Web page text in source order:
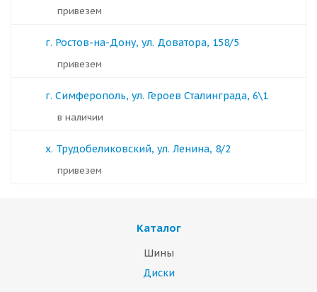
Привезем
г. Ростов-на-Дону, ул. Доватора, 158/5
Привезем
г. Симферополь, ул. Героев Сталинграда, 6\1
в наличии
х. Трудобеликовский, ул. Ленина, 8/2
Привезем
Каталог
Шины
Диски